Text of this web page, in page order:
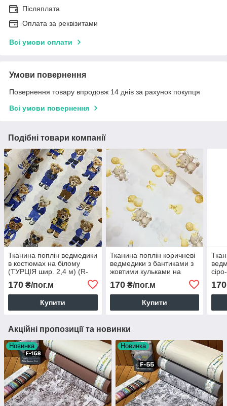
Післяплата
Оплата за реквізитами
Всі умови оплати
Умови повернення
Повернення товару впродовж 14 днів за рахунок покупця
Всі умови повернення
Подібні товари компанії
Тканина поплін ведмедики
в костюмах на білому
(ТУРЦІЯ шир. 2,4 м) (R-
170 ₴/пог.м
Купити
Тканина поплін коричневі
ведмедики з бантиками з
жовтими кульками на
білому (ТУРЦІЯ шир. 2,4
м) (R-FR-0867)
170₴/пог.м
Купити
2,4
170
Акційні пропозиції та новинки
Новинка Новинка